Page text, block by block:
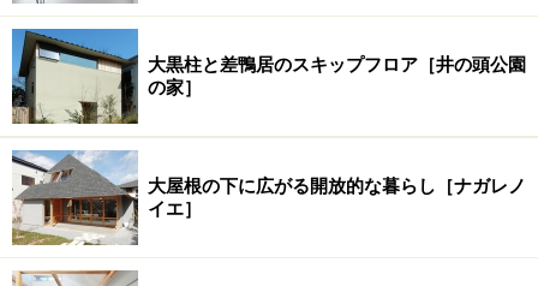
大黒柱と差鴨居のスキップフロア［井の頭公園
の家］
大屋根の下に広がる開放的な暮らし［ナガレノ
イエ］